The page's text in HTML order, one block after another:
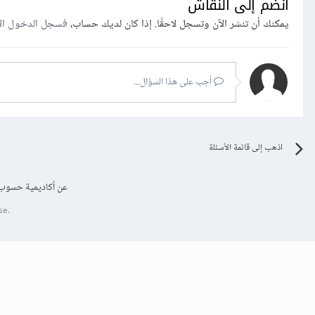
يمكنك أن تنشر الآن وتسجل لاحقًا. إذا كان لديك حساب،فسجل الدخول
أجب على هذا السؤال...
اذهب إلى قائمة الأسئلة
عن أكاديمية